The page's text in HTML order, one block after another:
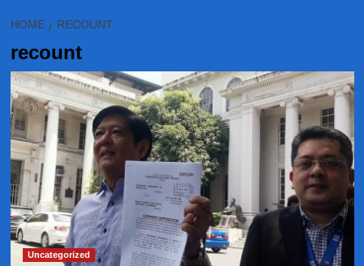
HOME RECOUNT
recount
Uncategorized